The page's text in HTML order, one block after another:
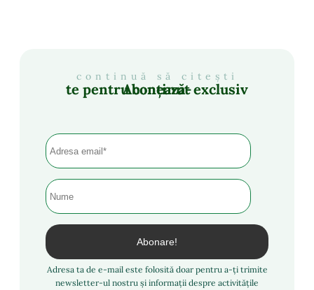
continuă să citești
Abonează-te pentru conținut exclusiv
Adresa ta de e-mail este folosită doar pentru a-ți trimite
newsletter-ul nostru și informații despre activitățile